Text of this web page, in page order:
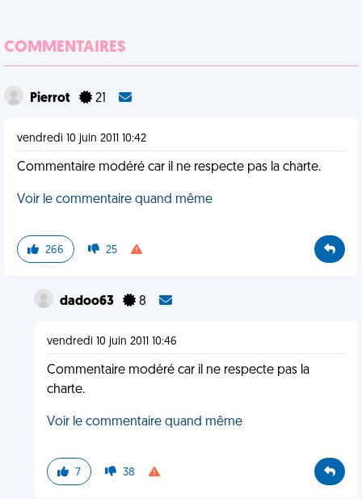
COMMENTAIRES
Pierrot 21
vendredi 10 juin 2011 10:42
Commentaire modéré car il ne respecte pas la charte.
Voir le commentaire quand même
266 25
dadoo63 8
vendredi 10 juin 2011 10:46
Commentaire modéré car il ne respecte pas la
charte.
Voir le commentaire quand même
7 38